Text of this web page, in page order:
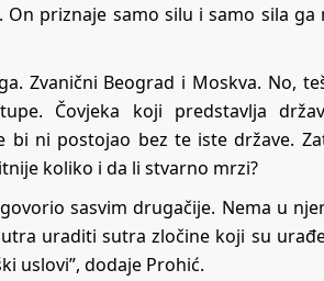
priznaje samo silu i samo sila ga
Zvanični Beograd i Moskva. No,
Čovjeka koji predstavlja
ni postojao bez te iste države.
koliko i da li stvarno mrzi?
sasvim drugačije. Nema u
uraditi sutra zločine koji su
uslovi”, dodaje Prohić.